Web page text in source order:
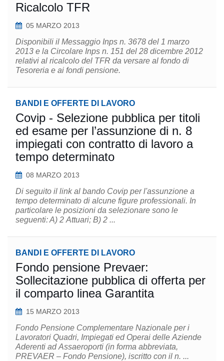
Ricalcolo TFR
05 MARZO 2013
Disponibili il Messaggio Inps n. 3678 del 1 marzo
2013 e la Circolare Inps n. 151 del 28 dicembre 2012
relativi al ricalcolo del TFR da versare al fondo di
Tesoreria e ai fondi pensione.
BANDI E OFFERTE DI LAVORO
Covip - Selezione pubblica per titoli
ed esame per l’assunzione di n. 8
impiegati con contratto di lavoro a
tempo determinato
08 MARZO 2013
Di seguito il link al bando Covip per l'assunzione a
tempo determinato di alcune figure professionali. In
particolare le posizioni da selezionare sono le
seguenti: A) 2 Attuari; B) 2 ...
BANDI E OFFERTE DI LAVORO
Fondo pensione Prevaer:
Sollecitazione pubblica di offerta per
il comparto linea Garantita
15 MARZO 2013
Fondo Pensione Complementare Nazionale per i
Lavoratori Quadri, Impiegati ed Operai delle Aziende
Aderenti ad Assaeroporti (in forma abbreviata,
PREVAER – Fondo Pensione), iscritto con il n. ...